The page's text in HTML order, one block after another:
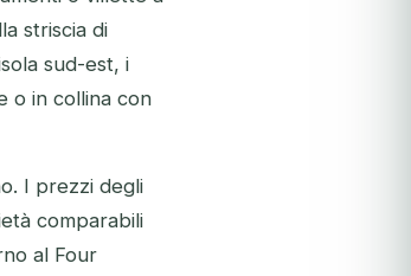
striscia di
sud-est, i
o in collina con
I prezzi degli
comparabili
al Four